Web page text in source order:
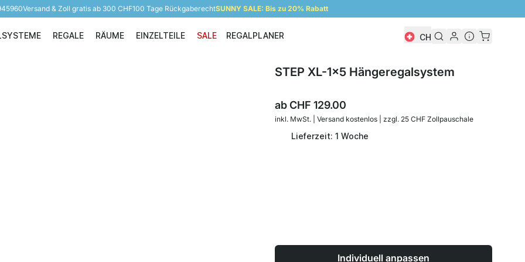
Versand & Zoll gratis ab 300 CHF100 Tage RückgaberechtSUNNY SALE: Bis zu 20% Rabatt
Regalsysteme
REGALE
Regale
RÄUME
Räume
EINZELTEILE
Einzelteile
SALE REGALPLANER CH
STEP XL-1x5 Hängeregalsystem
abCHF 129.00
inkl. MwSt. | Versand kostenlos | zzgl. 25 CHF Zollpauschale
Lieferzeit: 1 Woche
Individuell anpassen